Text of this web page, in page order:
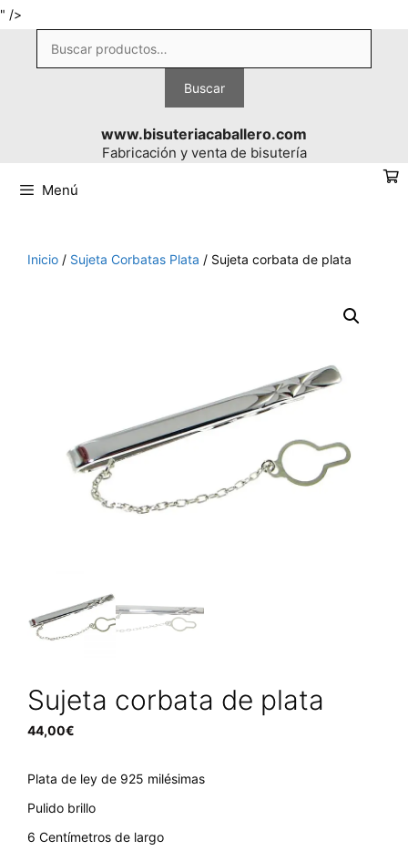
" />
contenido
Buscar
por:
Buscar
www.bisuteriacaballero.com
Fabricación y venta de bisutería
Menú
Inicio / Sujeta Corbatas Plata / Sujeta corbata de plata
Sujeta corbata de plata
44,00€
Plata de ley de 925 milésimas
Pulido brillo
6 Centímetros de largo